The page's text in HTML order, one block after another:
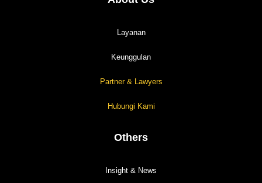
Layanan
Keunggulan
Partner & Lawyers
Hubungi Kami
Others
Insight & News